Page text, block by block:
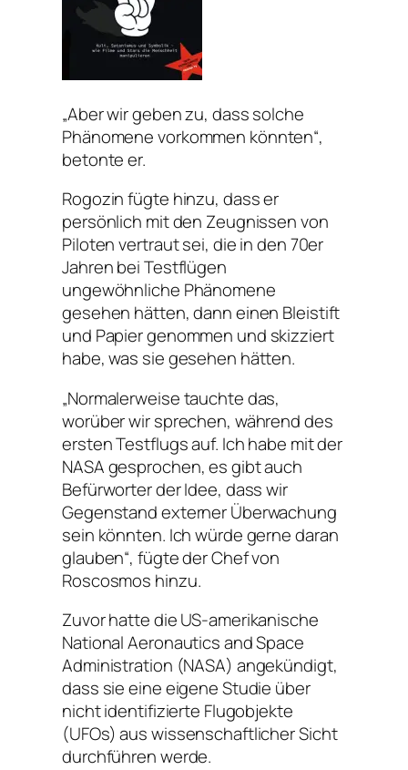
„Aber wir geben zu, dass solche
Phänomene vorkommen könnten“,
betonte er.
Rogozin fügte hinzu, dass er
persönlich mit den Zeugnissen von
Piloten vertraut sei, die in den 70er
Jahren bei Testflügen
ungewöhnliche Phänomene
gesehen hätten, dann einen Bleistift
und Papier genommen und skizziert
habe, was sie gesehen hätten.
„Normalerweise tauchte das,
worüber wir sprechen, während des
ersten Testflugs auf. Ich habe mit der
NASA gesprochen, es gibt auch
Befürworter der Idee, dass wir
Gegenstand externer Überwachung
sein könnten. Ich würde gerne daran
glauben“, fügte der Chef von
Roscosmos hinzu.
Zuvor hatte die US-amerikanische
National Aeronautics and Space
Administration (NASA) angekündigt,
dass sie eine eigene Studie über
nicht identifizierte Flugobjekte
(UFOs) aus wissenschaftlicher Sicht
durchführen werde.